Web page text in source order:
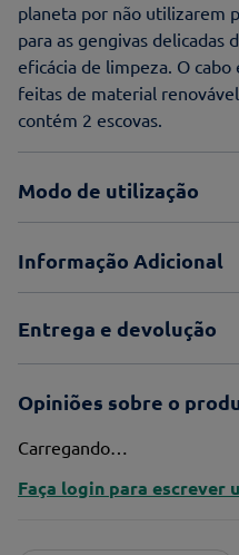
planeta por não utilizarem
para as gengivas delicadas
eficácia de limpeza. O cabo
feitas de material
contém 2 escovas.
Modo de utilização
Informação Adicional
Entrega e devolução
Opiniões sobre o
Carregando…
Faça login para escrever